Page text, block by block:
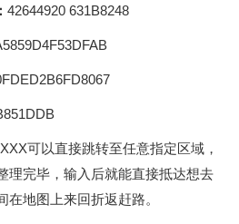
42644920 631B8248
可以直接跳转至任意指定区域，
理完毕，输入后就能直接抵达想去
地图上来回折返赶路。